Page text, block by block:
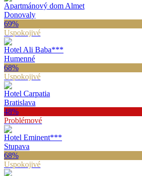
Apartmánový dom Almet
Donovaly
69%
Uspokojivé
Hotel Ali Baba***
Humenné
68%
Uspokojivé
Hotel Carpatia
Bratislava
48%
Problémové
Hotel Eminent***
Stupava
68%
Uspokojivé